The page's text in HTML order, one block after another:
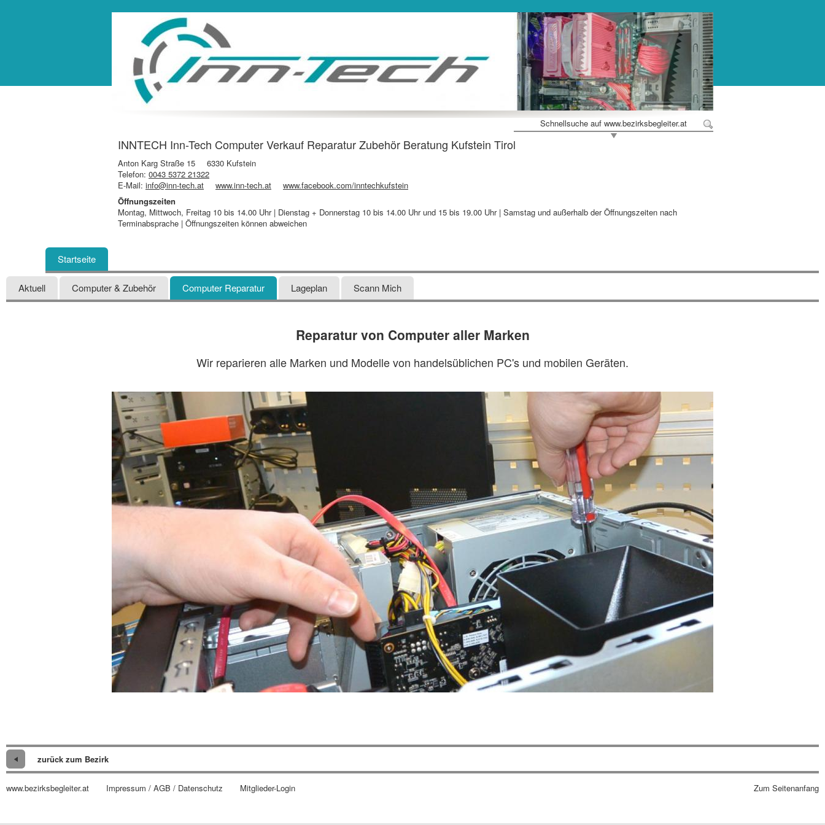
Schnellsuche auf www.bezirksbegleiter.at
INNTECH Inn-Tech Computer Verkauf Reparatur Zubehör Beratung Kufstein Tirol
Anton Karg Straße 15
6330 Kufstein
Telefon: 0043 5372 21322
E-Mail: info@inn-tech.at www.inn-tech.at
www.facebook.com/inntechkufstein
Öffnungszeiten
Montag, Mittwoch, Freitag 10 bis 14.00 Uhr | Dienstag + Donnerstag 10 bis 14.00 Uhr und 15 bis 19.00 Uhr | Samstag und außerhalb der Öffnungszeiten nach
Terminabsprache | Öffnungszeiten können abweichen
Startseite
Aktuell Computer & Zubehör Computer Reparatur Lageplan Scann Mich
Reparatur von Computer aller Marken
Wir reparieren alle Marken und Modelle von handelsüblichen PC's und mobilen Geräten.
zurück zum Bezirk
www.bezirksbegleiter.at Impressum / AGB / Datenschutz Mitglieder-Login Zum Seitenanfang